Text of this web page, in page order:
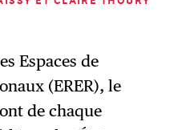
Espaces de
(ERER), le
de chaque